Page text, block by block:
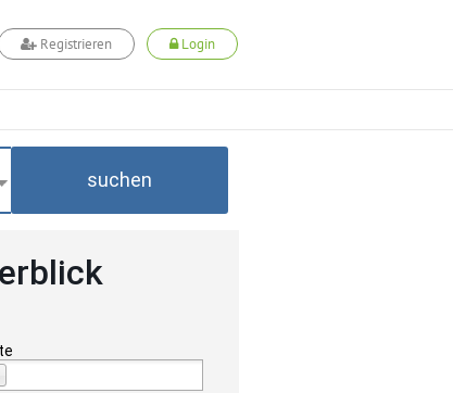
Registrieren Login
suchen